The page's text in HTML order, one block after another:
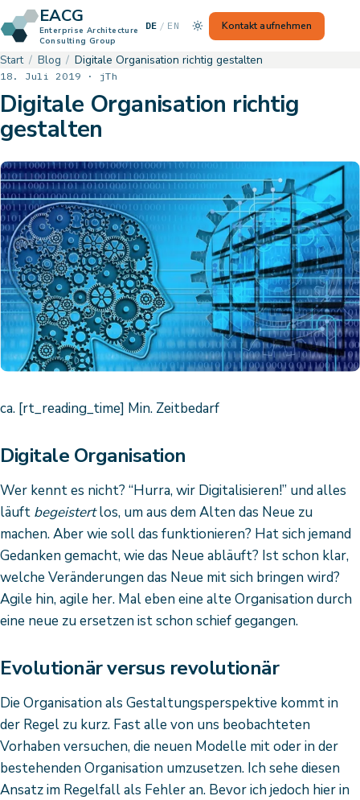
EACG
Enterprise Architecture
Consulting Group
DE / EN — Switch to English
Kontakt aufnehmen
Start Blog Digitale Organisation richtig gestalten
18. Juli 2019 · jTh
Digitale Organisation richtig
gestalten
ca. [rt_reading_time] Min. Zeitbedarf
Digitale Organisation
Wer kennt es nicht? “Hurra, wir Digitalisieren!” und alles
läuft begeistertlos, um aus dem Alten das Neue zu
machen. Aber wie soll das funktionieren? Hat sich jemand
Gedanken gemacht, wie das Neue abläuft? Ist schon klar,
welche Veränderungen das Neue mit sich bringen wird?
Agile hin, agile her. Mal eben eine alte Organisation durch
eine neue zu ersetzen ist schon schief gegangen.
Evolutionär versus revolutionär
Die Organisation als Gestaltungsperspektive kommt in
der Regel zu kurz. Fast alle von uns beobachteten
Vorhaben versuchen, die neuen Modelle mit oder in der
bestehenden Organisation umzusetzen. Ich sehe diesen
Ansatz im Regelfall als Fehler an. Bevor ich jedoch hier in